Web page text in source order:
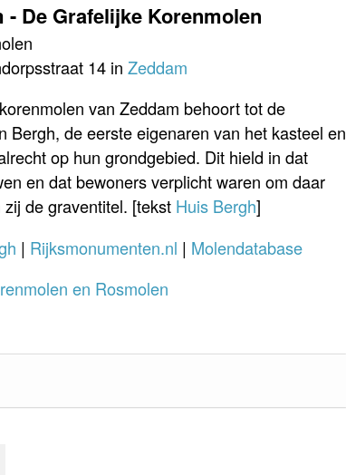
De Grafelijke Korenmolen
14 in Zeddam
van Zeddam behoort tot de
Bergh, de eerste eigenaren van het kasteel en
op hun grondgebied. Dit hield in dat
en dat bewoners verplicht waren om daar
de graventitel. [tekst Huis Bergh]
| Rijksmonumenten.nl | Molendatabase
en Rosmolen